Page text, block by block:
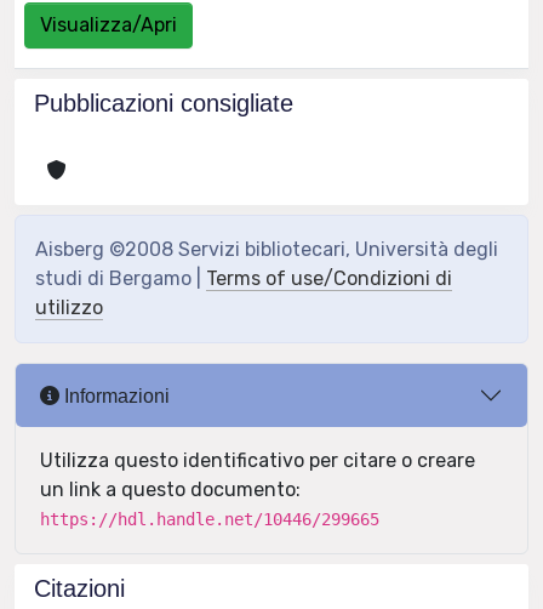
Visualizza/Apri
Pubblicazioni consigliate
Aisberg ©2008 Servizi bibliotecari, Università degli
studi di Bergamo | Terms of use/Condizioni di
utilizzo
Informazioni
Utilizza questo identificativo per citare o creare
un link a questo documento:
https://hdl.handle.net/10446/299665
Citazioni